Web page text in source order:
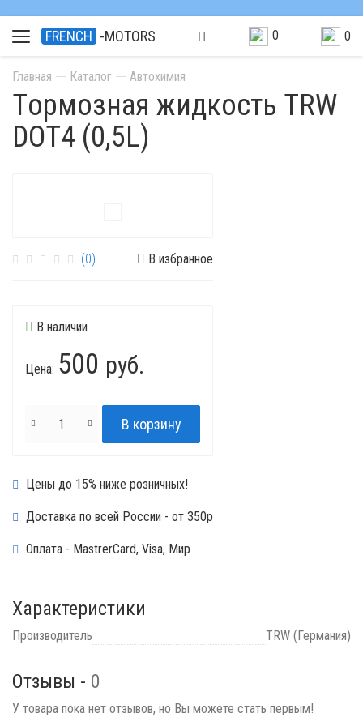
FRENCH -MOTORS 0 0
Главная Каталог Автохимия
Tормозная жидкость TRW
DOT4 (0,5L)
(0) В избранное
В наличии
Цена: 500 руб.
Цены до 15% ниже розничных!
Доставка по всей России - от 350р
Оплата - MastrerCard, Visa, Мир
Характеристики
Производитель TRW (Германия)
Отзывы - 0
У товара пока нет отзывов, но Вы можете стать первым!